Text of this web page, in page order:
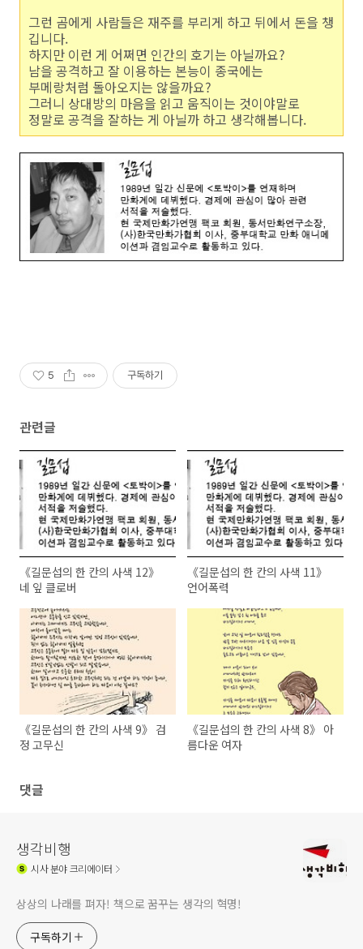
그런 곰에게 사람들은 재주를 부리게 하고 뒤에서 돈을 챙
깁니다.
하지만 이런 게 어쩌면 인간의 호기는 아닐까요?
남을 공격하고 잘 이용하는 본능이 종국에는
부메랑처럼 돌아오지는 않을까요?
그러니 상대방의 마음을 읽고 움직이는 것이야말로
정말로 공격을 잘하는 게 아닐까 하고 생각해봅니다.
5 구독하기
관련글
《길문섭의 한 칸의 사색 12》
네 잎 클로버
《길문섭의 한 칸의 사색 11》
언어폭력
《길문섭의 한 칸의 사색 9》 검
정 고무신
《길문섭의 한 칸의 사색 8》 아
름다운 여자
댓글
생각비행
시사분야 크리에이터
상상의 나래를 펴자! 책으로 꿈꾸는 생각의 혁명!
구독하기